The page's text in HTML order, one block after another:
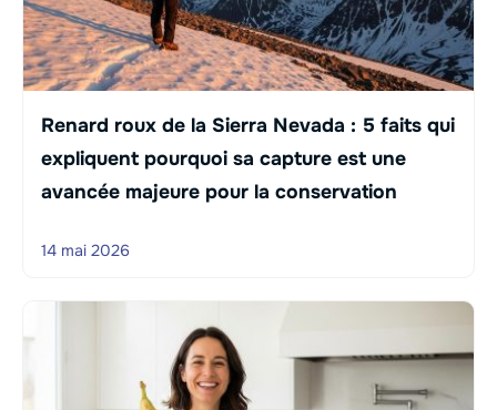
Renard roux de la Sierra Nevada : 5 faits qui
expliquent pourquoi sa capture est une
avancée majeure pour la conservation
14 mai 2026